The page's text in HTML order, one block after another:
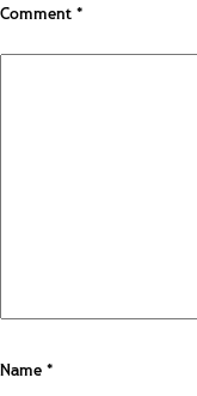
Comment*
Name*